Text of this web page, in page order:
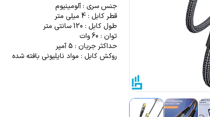
جنس سری : آلومینیوم
قطر کابل : 4 میلی متر
طول کابل : 120 سانتی متر
توان : 60 وات
حداکثر جریان : 5 آمپر
روکش کابل : مواد نایلیونی بافته شده